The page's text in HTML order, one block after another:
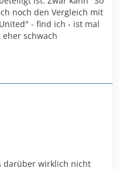
noch den Vergleich mit
- find ich - ist mal
schwach
darüber wirklich nicht